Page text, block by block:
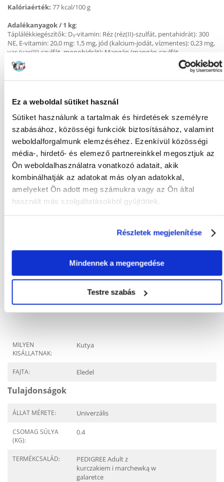
Ez a weboldal sütiket használ
Sütiket használunk a tartalmak és hirdetések személyre
szabásához, közösségi funkciók biztosításához, valamint
weboldalforgalmunk elemzéséhez. Ezenkívül közösségi
média-, hirdető- és elemező partnereinkkel megosztjuk az
Ön weboldalhasználatra vonatkozó adatait, akik
kombinálhatják az adatokat más olyan adatokkal,
amelyeket Ön adott meg számukra vagy az Ön által
használt más szolgáltatásokból gyűjtöttek.
Részletek megjelenítése
Mindennek a megengedése
Testre szabás
Kalóriaérték: 77 kcal/100 g
Adalékanyagok / 1 kg:
Táplálékkiegészítők: D₃-vitamin: Réz (réz(II)-szulfát, pentahidrát): 300
NE, E-vitamin: 20,0 mg: 1,5 mg, jód (kalcium-jodát, vízmentes): 0,23 mg,
vas (vas(II)-szulfát, monohidrát): Mangán (mangán-szulfát,
monohidrát): 3,0 mg: (cink-szulfát, monohidrát): 1,8 mg, cink (cink-
szulfát, monohidrát): 1,8 mg: Technológiai adalékanyagok: Cassia
Analitikai összetevők (%):
fehérje: 7,2; zsírtartalom: 3,8; szervetlen
anyag: 2,0; nyersrost: 0,30; nedvességtartalom: 82,5.
Napi ajánlott takarmánymennyiség
Egy 5 kg-os kutyának naponta 400 g - 500 g nedves eledelre van
szüksége.
Egy 10 kg-os kutyának naponta 700 g - 800 g nedves eledelre van
szüksége.
Egy 20 kg-os kutyának 1200 g - 1300 g nedves eledelre van szüksége
naponta.
Egy 30 kg-os kutyának 1600 g - 1700 g nedves eledelre van szüksége
naponta.
KÉRDEZZ TŐLÜNK!
Gyakori Kérdések (GYIK)
MILYEN
KISÁLLATNAK:
Kutya
FAJTA: Eledel
Tulajdonságok
ÁLLAT MÉRETE: Univerzális
CSOMAG SÚLYA
(KG):
0.4
TERMÉKCSALÁD:
PEDIGREE Adult z
kurczakiem i marchewką w
galaretce